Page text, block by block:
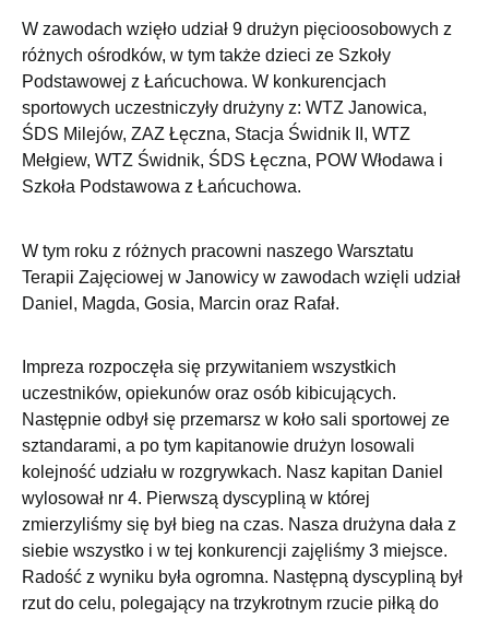
W zawodach wzięło udział 9 drużyn pięcioosobowych z
różnych ośrodków, w tym także dzieci ze Szkoły
Podstawowej z Łańcuchowa. W konkurencjach
sportowych uczestniczyły drużyny z: WTZ Janowica,
ŚDS Milejów, ZAZ Łęczna, Stacja Świdnik II, WTZ
Mełgiew, WTZ Świdnik, ŚDS Łęczna, POW Włodawa i
Szkoła Podstawowa z Łańcuchowa.
W tym roku z różnych pracowni naszego Warsztatu
Terapii Zajęciowej w Janowicy w zawodach wzięli udział
Daniel, Magda, Gosia, Marcin oraz Rafał.
Impreza rozpoczęła się przywitaniem wszystkich
uczestników, opiekunów oraz osób kibicujących.
Następnie odbył się przemarsz w koło sali sportowej ze
sztandarami, a po tym kapitanowie drużyn losowali
kolejność udziału w rozgrywkach. Nasz kapitan Daniel
wylosował nr 4. Pierwszą dyscypliną w której
zmierzyliśmy się był bieg na czas. Nasza drużyna dała z
siebie wszystko i w tej konkurencji zajęliśmy 3 miejsce.
Radość z wyniku była ogromna. Następną dyscypliną był
rzut do celu, polegający na trzykrotnym rzucie piłką do